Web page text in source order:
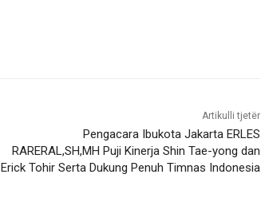
Artikulli tjetër
Pengacara Ibukota Jakarta ERLES
RARERAL,SH,MH Puji Kinerja Shin Tae-yong dan
Erick Tohir Serta Dukung Penuh Timnas Indonesia